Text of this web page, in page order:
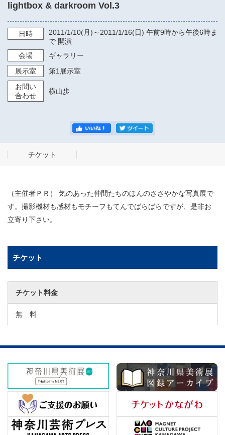
lightbox & darkroom Vol.3
日時 2011/1/10(月)～ 2011/1/16(日) 午前9時から午後6時ま
で 開演
会場
ギャラリー
展示室
第1展示室
お問い
合わせ
横山歩
チケット
（主催者ＰＲ） 気のあった仲間たちのほんのささやかな写真展で
す。撮影機材も感材もモチーフもてんでばらばらですが、是非お
立寄り下さい。
チケット
チケット料金
無 料